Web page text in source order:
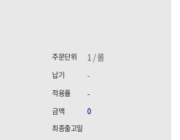
1 / 롤
-
-
0